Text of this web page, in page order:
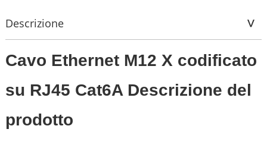
Descrizione
Cavo Ethernet M12 X codificato
su RJ45 Cat6A Descrizione del
prodotto